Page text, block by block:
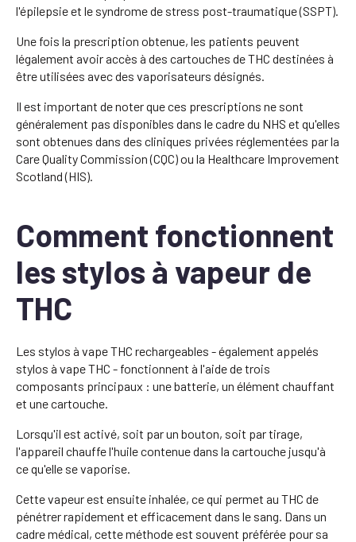
l'épilepsie et le syndrome de stress post-traumatique (SSPT).
Une fois la prescription obtenue, les patients peuvent
légalement avoir accès à des cartouches de THC destinées à
être utilisées avec des vaporisateurs désignés.
Il est important de noter que ces prescriptions ne sont
généralement pas disponibles dans le cadre du NHS et qu'elles
sont obtenues dans des cliniques privées réglementées par la
Care Quality Commission (CQC) ou la Healthcare Improvement
Scotland (HIS).
Comment fonctionnent
les stylos à vapeur de
THC
Les stylos à vape THC rechargeables - également appelés
stylos à vape THC - fonctionnent à l'aide de trois
composants principaux : une batterie, un élément chauffant
et une cartouche.
Lorsqu'il est activé, soit par un bouton, soit par tirage,
l'appareil chauffe l'huile contenue dans la cartouche jusqu'à
ce qu'elle se vaporise.
Cette vapeur est ensuite inhalée, ce qui permet au THC de
pénétrer rapidement et efficacement dans le sang. Dans un
cadre médical, cette méthode est souvent préférée pour sa